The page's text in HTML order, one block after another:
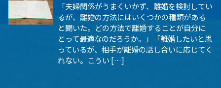
「夫婦関係がうまくいかず、離婚を検討してい
るが、離婚の方法にはいくつかの種類がある
と聞いた。どの方法で離婚することが自分に
とって最適なのだろうか。」「離婚したいと思
っているが、相手が離婚の話し合いに応じてく
れない。こうい […]